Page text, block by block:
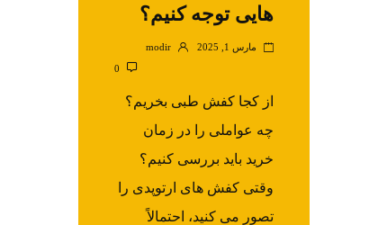
هایی توجه کنیم؟
مارس 1, 2025
modir
0
از کجا کفش طبی بخریم؟
چه عواملی را در زمان
خرید باید بررسی کنیم؟
وقتی کفش ‌های ارتوپدی را
تصور می کنید، احتمالاً